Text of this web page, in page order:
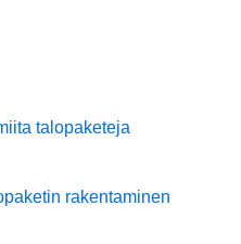
talopaketeja
rakentaminen